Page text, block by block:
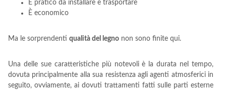
È pratico da installare e trasportare
È economico
Ma le sorprendenti qualità del legno non sono finite qui.
Una delle sue caratteristiche più notevoli è la durata nel tempo,
dovuta principalmente alla sua resistenza agli agenti atmosferici in
seguito, ovviamente, ai dovuti trattamenti fatti sulle parti esterne